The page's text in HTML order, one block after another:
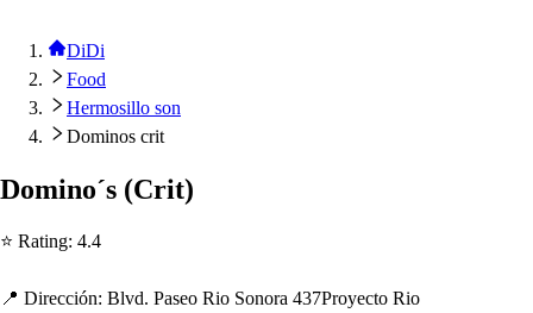
DiDi
Food
Hermosillo son
Dominos crit
Domino´s (Crit)
⭐ Rating: 4.4
📍 Dirección: Blvd. Paseo Rio Sonora 437Proyecto Rio